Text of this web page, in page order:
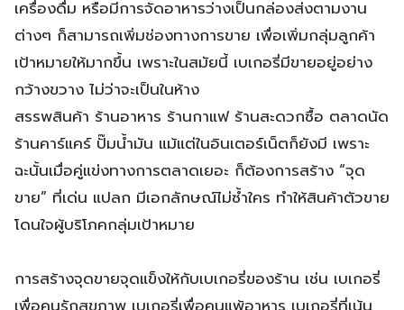
เครื่องดื่ม หรือมีการจัดอาหารว่างเป็นกล่องส่งตามงาน
ต่างๆ ก็สามารถเพิ่มช่องทางการขาย เพื่อเพิ่มกลุ่มลูกค้า
เป้าหมายให้มากขึ้น เพราะในสมัยนี้ เบเกอรี่มีขายอยู่อย่าง
กว้างขวาง ไม่ว่าจะเป็นในห้าง
สรรพสินค้า ร้านอาหาร ร้านกาแฟ ร้านสะดวกซื้อ ตลาดนัด
ร้านคาร์แคร์ ปั๊มน้ำมัน แม้แต่ในอินเตอร์เน็ตก็ยังมี เพราะ
ฉะนั้นเมื่อคู่แข่งทางการตลาดเยอะ ก็ต้องการสร้าง “จุด
ขาย” ที่เด่น แปลก มีเอกลักษณ์ไม่ซ้ำใคร ทำให้สินค้าตัวขาย
โดนใจผู้บริโภคกลุ่มเป้าหมาย
การสร้างจุดขายจุดแข็งให้กับเบเกอรี่ของร้าน เช่น เบเกอรี่
เพื่อคนรักสุขภาพ เบเกอรี่เพื่อคนแพ้อาหาร เบเกอรี่ที่เน้น